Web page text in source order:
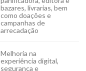
bazares, livrarias, bem
como doações e
campanhas de
arrecadação
Melhoria na
experiência digital,
segurança e